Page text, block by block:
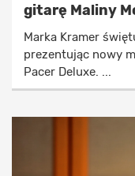
gitarę Maliny
Marka Kramer
prezentując nowy
Pacer Deluxe. ...